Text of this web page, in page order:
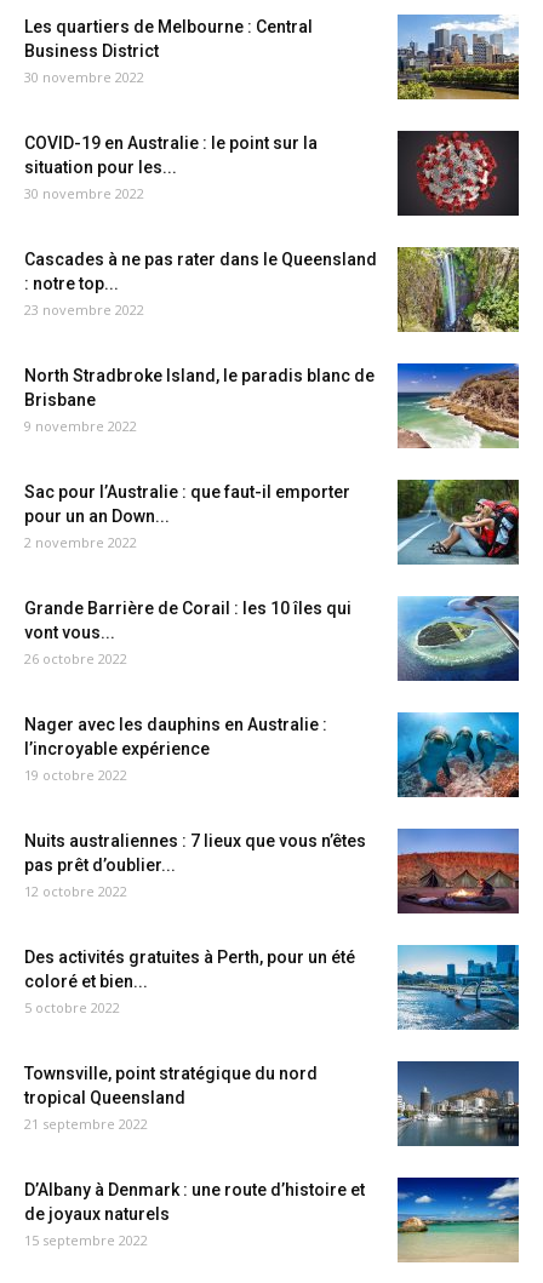
Les quartiers de Melbourne : Central
Business District
30 novembre 2022
COVID-19 en Australie : le point sur la
situation pour les...
30 novembre 2022
Cascades à ne pas rater dans le Queensland
: notre top...
23 novembre 2022
North Stradbroke Island, le paradis blanc de
Brisbane
9 novembre 2022
Sac pour l’Australie : que faut-il emporter
pour un an Down...
2 novembre 2022
Grande Barrière de Corail : les 10 îles qui
vont vous...
26 octobre 2022
Nager avec les dauphins en Australie :
l’incroyable expérience
19 octobre 2022
Nuits australiennes : 7 lieux que vous n’êtes
pas prêt d’oublier...
12 octobre 2022
Des activités gratuites à Perth, pour un été
coloré et bien...
5 octobre 2022
Townsville, point stratégique du nord
tropical Queensland
21 septembre 2022
D’Albany à Denmark : une route d’histoire et
de joyaux naturels
15 septembre 2022